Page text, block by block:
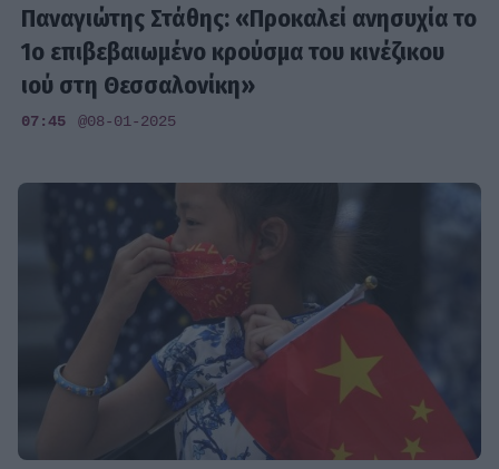
Παναγιώτης Στάθης: «Προκαλεί ανησυχία το
1ο επιβεβαιωμένο κρούσμα του κινέζικου
ιού στη Θεσσαλονίκη»
07:45 @08-01-2025